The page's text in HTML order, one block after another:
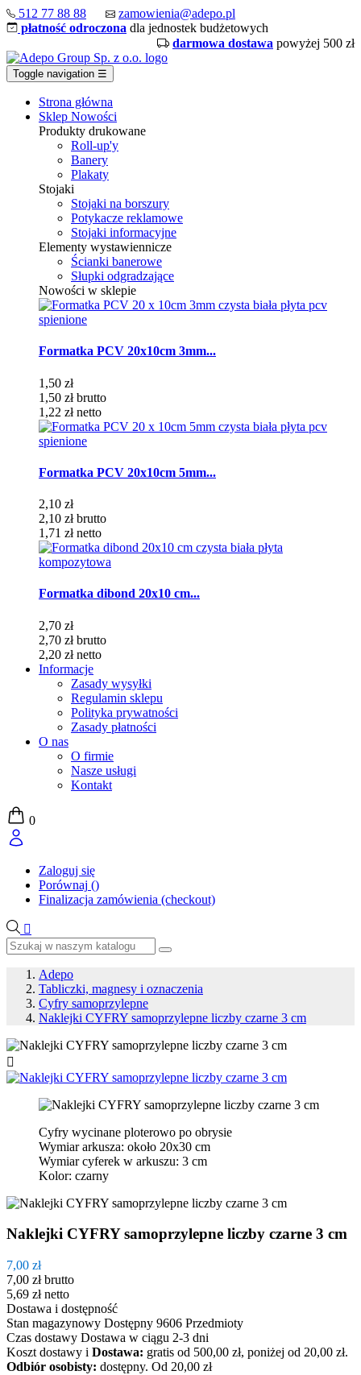
512 77 88 88
zamowienia@adepo.pl
płatność odroczona dla jednostek budżetowych
darmowa dostawa powyżej 500 zł
Toggle navigation ☰
Strona główna
Sklep Nowości
Produkty drukowane
Roll-up'y
Banery
Plakaty
Stojaki
Stojaki na borszury
Potykacze reklamowe
Stojaki informacyjne
Elementy wystawiennicze
Ścianki banerowe
Słupki odgradzające
Nowości w sklepie
Formatka PCV 20x10cm 3mm...
1,50 zł
1,50 zł brutto
1,22 zł netto
Formatka PCV 20x10cm 5mm...
2,10 zł
2,10 zł brutto
1,71 zł netto
Formatka dibond 20x10 cm...
2,70 zł
2,70 zł brutto
2,20 zł netto
Informacje
Zasady wysyłki
Regulamin sklepu
Polityka prywatności
Zasady płatności
O nas
O firmie
Nasze usługi
Kontakt
0
Zaloguj się
Porównaj ()
Finalizacja zamówienia (checkout)

Adepo
Tabliczki, magnesy i oznaczenia
Cyfry samoprzylepne
Naklejki CYFRY samoprzylepne liczby czarne 3 cm

Cyfry wycinane ploterowo po obrysie
Wymiar arkusza: około 20x30 cm
Wymiar cyferek w arkuszu: 3 cm
Kolor: czarny
Naklejki CYFRY samoprzylepne liczby czarne 3 cm
7,00 zł
7,00 zł brutto
5,69 zł netto
Dostawa i dostępność
Stan magazynowy Dostępny 9606 Przedmioty
Czas dostawy Dostawa w ciągu 2-3 dni
Koszt dostawy i Dostawa: gratis od 500,00 zł, poniżej od 20,00 zł.
Odbiór osobisty: dostępny. Od 20,00 zł